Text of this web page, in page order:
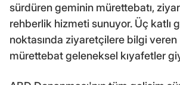
sürdüren geminin mürettebatı,
rehberlik hizmeti sunuyor. Üç katlı
noktasında ziyaretçilere bilgi veren
mürettebat geleneksel kıyafetler